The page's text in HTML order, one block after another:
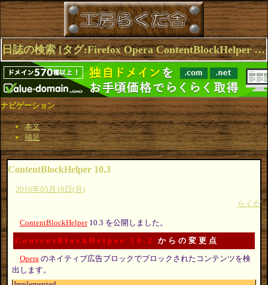
日誌の検索 [タグ:Firefox Opera ContentBlockHelper Chrome Browser] 1～4(4件中)
ナビゲーション
本文
補足
ContentBlockHelper 10.3
2016年05月16日(月)
らくだ
ContentBlockHelper10.3 を公開しました。
ContentBlockHelper 10.2 からの変更点
Operaのネイティブ広告ブロックでブロックされたコンテンツを検
出します。